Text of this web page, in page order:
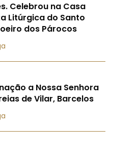
Celebrou na Casa
Litúrgica do Santo
dos Párocos
a Nossa Senhora
de Vilar, Barcelos